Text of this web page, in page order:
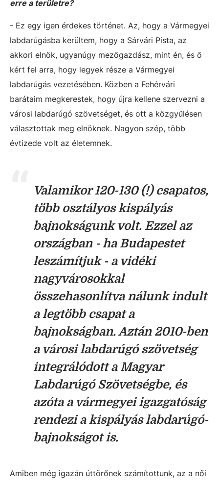
erre a területre?
- Ez egy igen érdekes történet. Az, hogy a Vármegyei
labdarúgásba kerültem, hogy a Sárvári Pista, az
akkori elnök, ugyanúgy mezőgazdász, mint én, és ő
kért fel arra, hogy legyek része a Vármegyei
labdarúgás vezetésében. Közben a Fehérvári
barátaim megkerestek, hogy újra kellene szervezni a
városi labdarúgó szövetséget, és ott a közgyűlésen
választottak meg elnöknek. Nagyon szép, több
évtizede volt az életemnek.
Valamikor 120-130 (!) csapatos,
több osztályos kispályás
bajnokságunk volt. Ezzel az
országban - ha Budapestet
leszámítjuk - a vidéki
nagyvárosokkal
összehasonlítva nálunk indult
a legtöbb csapat a
bajnokságban. Aztán 2010-ben
a városi labdarúgó szövetség
integrálódott a Magyar
Labdarúgó Szövetségbe, és
azóta a vármegyei igazgatóság
rendezi a kispályás labdarúgó-
bajnokságot is.
Amiben még igazán úttörőnek számítottunk, az a női